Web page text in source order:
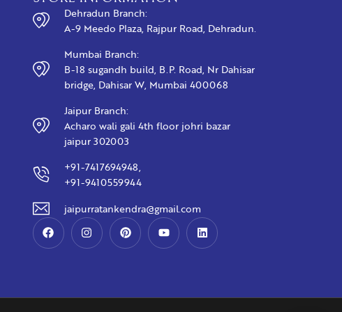
Dehradun Branch:
A-9 Meedo Plaza, Rajpur Road, Dehradun.
Mumbai Branch:
B-18 sugandh build, B.P. Road, Nr Dahisar
bridge, Dahisar W, Mumbai 400068
Jaipur Branch:
Acharo wali gali 4th floor johri bazar
jaipur 302003
+91-7417694948,
+91-9410559944
jaipurratankendra@gmail.com